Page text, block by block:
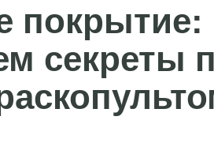
покрытие:
секреты